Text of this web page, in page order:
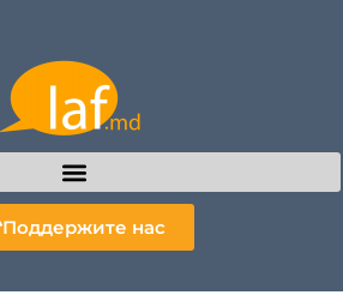
Поддержите нас